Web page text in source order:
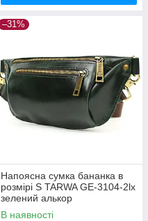
–31%
Напоясна сумка бананка в
розмірі S TARWA GE-3104-2lx
зелений алькор
В наявності